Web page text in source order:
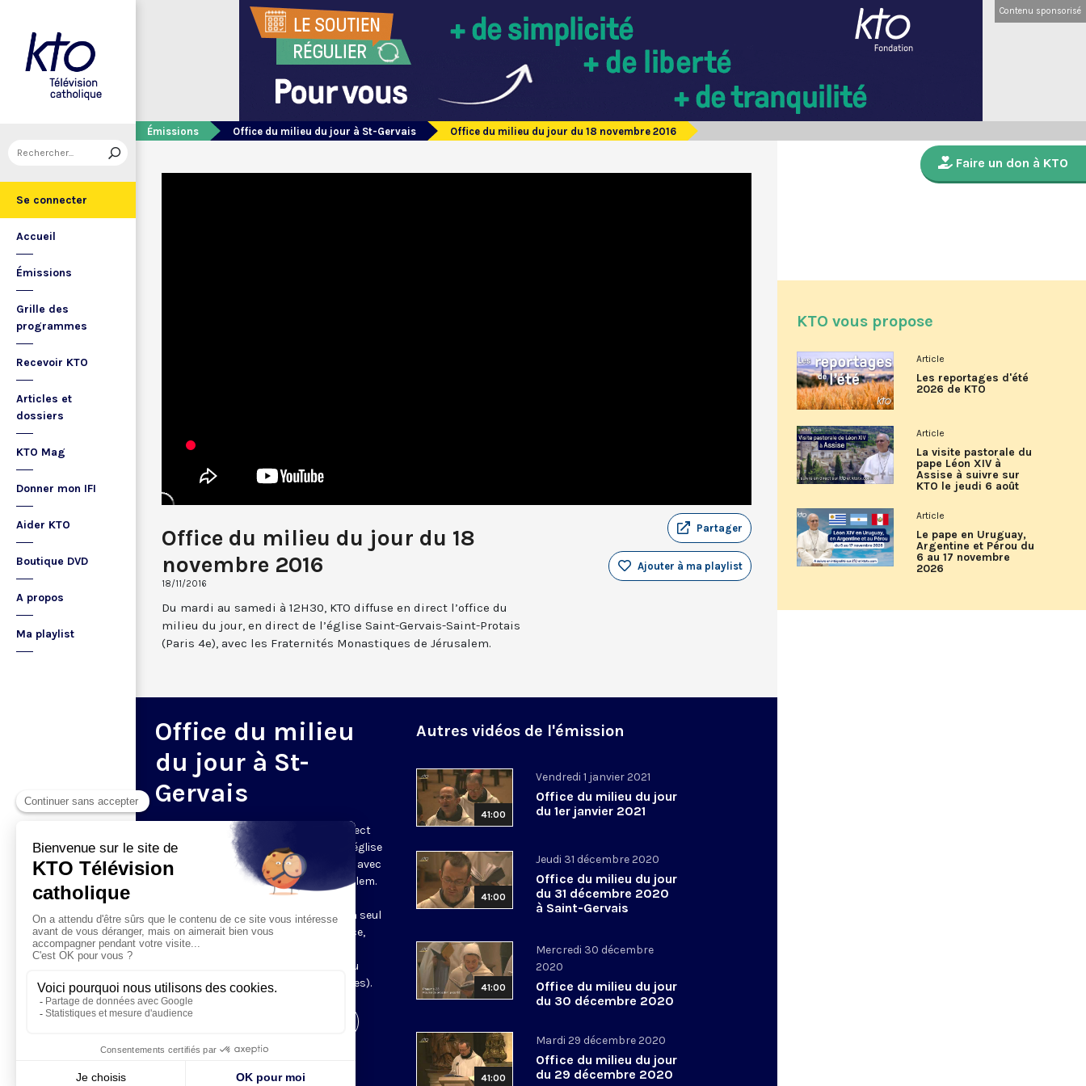
Se connecter
Accueil
Émissions
Grille des
programmes
Recevoir KTO
Articles et
dossiers
KTO Mag
Donner mon IFI
Aider KTO
Boutique DVD
A propos
Ma playlist
Contenu sponsorisé
Émissions Office du milieu du jour à St-Gervais Office du milieu du jour du 18 novembre 2016
Office du milieu du jour du 18
novembre 2016
18/11/2016
Partager
Ajouter à ma playlist
Du mardi au samedi à 12H30, KTO diffuse en direct l’office du
milieu du jour, en direct de l’église Saint-Gervais-Saint-Protais
(Paris 4e), avec les Fraternités Monastiques de Jérusalem.
Office du milieu
du jour à St-
Gervais
Du mardi au samedi, KTO diffuse en direct
l’office du milieu du jour, en direct de l’église
Saint-Gervais-Saint-Protais (Paris 4e), avec
les Fraternités Monastiques de Jérusalem.
L’Office du Milieu du Jour regroupe, en
particulier, «au milieu du jour» et en un seul
office, les heures monastiques de Tierce,
Sexte et None. Il permet à l’Église de
retrouver son Seigneur entre l’office du
matin (Laudes) et l’office du soir (Vêpres).
Autres vidéos de l'émission
41:00
Vendredi 1 janvier 2021
Office du milieu du jour
du 1er janvier 2021
41:00
Jeudi 31 décembre 2020
Office du milieu du jour
du 31 décembre 2020
à Saint-Gervais
41:00
Mercredi 30 décembre
2020
Office du milieu du jour
du 30 décembre 2020
41:00
Mardi 29 décembre 2020
Office du milieu du jour
du 29 décembre 2020
Faire un don à KTO
KTO vous propose
Article
Les reportages d'été
2026 de KTO
Article
La visite pastorale du
pape Léon XIV à
Assise à suivre sur
KTO le jeudi 6 août
Article
Le pape en Uruguay,
Argentine et Pérou du
6 au 17 novembre
2026